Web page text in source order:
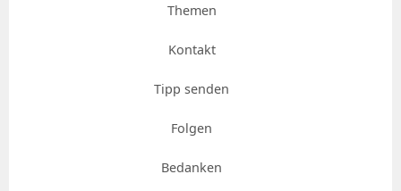
Themen
Kontakt
Tipp senden
Folgen
Bedanken